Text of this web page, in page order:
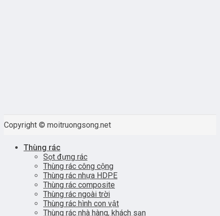
Copyright © moitruongsong.net
Thùng rác
Sọt đựng rác
Thùng rác công cộng
Thùng rác nhựa HDPE
Thùng rác composite
Thùng rác ngoài trời
Thùng rác hình con vật
Thùng rác nhà hàng, khách sạn